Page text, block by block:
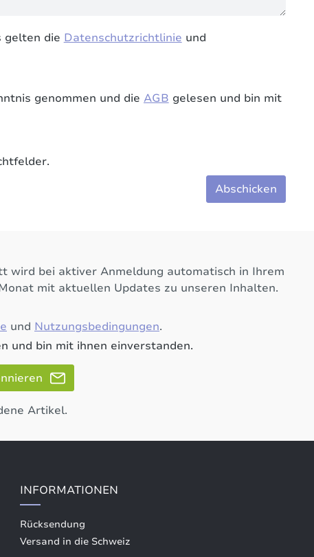
gelten die Datenschutzrichtlinie und
genommen und die AGB gelesen und bin mit
Abschicken
wird bei aktiver Anmeldung automatisch in Ihrem
mit aktuellen Updates zu unseren Inhalten.
und Nutzungsbedingungen.
und bin mit ihnen einverstanden.
Artikel.
INFORMATIONEN
Rücksendung
Versand in die Schweiz